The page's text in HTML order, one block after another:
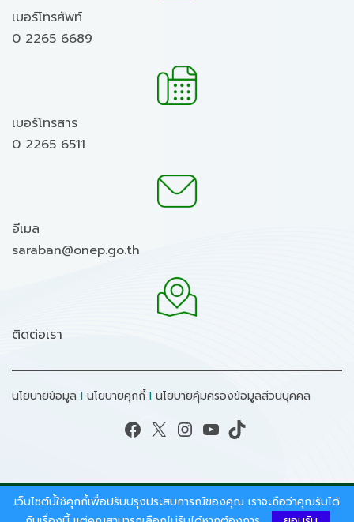
เบอร์โทรศัพท์
0 2265 6689
เบอร์โทรสาร
0 2265 6511
อีเมล
saraban@onep.go.th
ติดต่อเรา
นโยบายข้อมูล I นโยบายคุกกี้ I นโยบายคุ้มครองข้อมูลส่วนบุคคล
Facebook X Instagram YouTube TikTok
สงวนลิขสิทธิ์ © 2026 - สำนักงานนโยบายและแผน
เว็บไซต์นี้ใช้คุกกี้เพื่อปรับปรุงประสบการณ์ของคุณ เราจะถือว่าคุณรับได้